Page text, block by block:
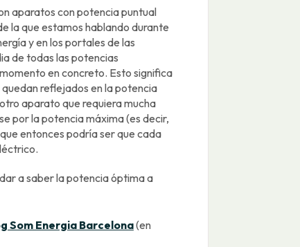
aparatos con potencia puntual
la que estamos hablando durante
y en los portales de las
de todas las potencias
en concreto. Esto significa
reflejados en la potencia
aparato que requiera mucha
por la potencia máxima (es decir,
entonces podría ser que cada
a saber la potencia óptima a
Som Energia Barcelona(en